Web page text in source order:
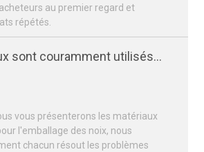
au premier regard et
répétés.
sont couramment utilisés
de noix ?
vous présenterons les matériaux
l'emballage des noix, nous
chacun résout les problèmes